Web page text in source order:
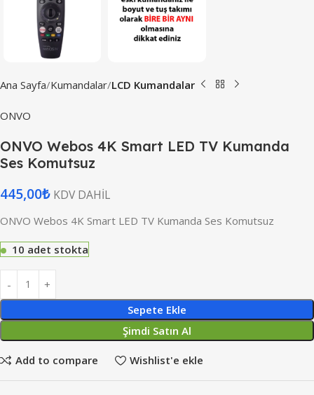
Ana Sayfa Kumandalar LCD Kumandalar
ONVO
ONVO Webos 4K Smart LED TV Kumanda
Ses Komutsuz
445,00₺ KDV DAHİL
ONVO Webos 4K Smart LED TV Kumanda Ses Komutsuz
10 adet stokta
Sepete Ekle
Şimdi Satın Al
Add to compare Wishlist'e ekle